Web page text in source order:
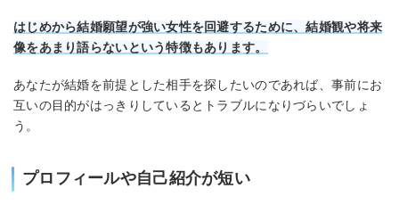
はじめから結婚願望が強い女性を回避するために、結婚観や将来
像をあまり語らないという特徴もあります。
あなたが結婚を前提とした相手を探したいのであれば、事前にお
互いの目的がはっきりしているとトラブルになりづらいでしょ
う。
プロフィールや自己紹介が短い